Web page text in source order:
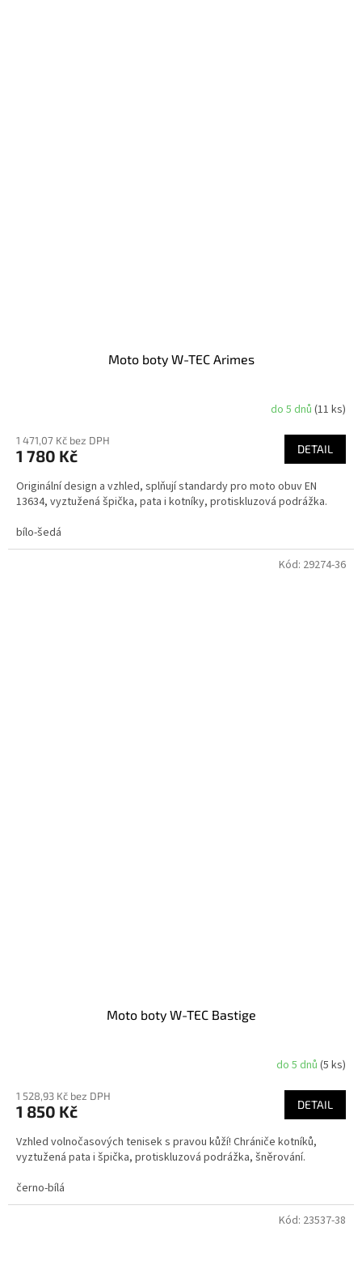
Moto boty W-TEC Arimes
do 5 dnů (11 ks)
1 471,07 Kč bez DPH
1 780 Kč DETAIL
Originální design a vzhled, splňují standardy pro moto obuv EN
13634, vyztužená špička, pata i kotníky, protiskluzová podrážka.
bílo-šedá
Moto boty W-TEC Bastige
do 5 dnů (5 ks)
1 528,93 Kč bez DPH
1 850 Kč DETAIL
Vzhled volnočasových tenisek s pravou kůží! Chrániče kotníků,
vyztužená pata i špička, protiskluzová podrážka, šněrování.
černo-bílá
Kód: 29274-36
Kód: 23537-38